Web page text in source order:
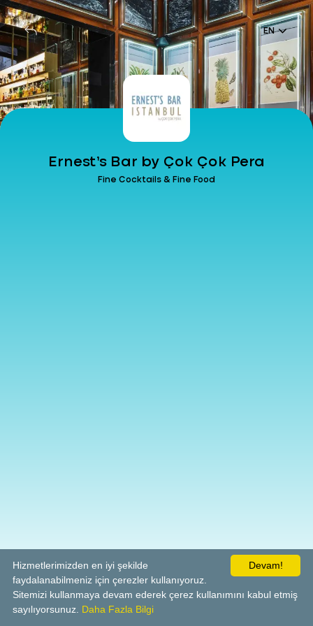
EN
Ernest’s Bar by Çok Çok Pera
Fine Cocktails & Fine Food
Devam!
Hizmetlerimizden en iyi şekilde
faydalanabilmeniz için çerezler kullanıyoruz.
Sitemizi kullanmaya devam ederek çerez kullanımını kabul etmiş
sayılıyorsunuz. Daha Fazla Bilgi